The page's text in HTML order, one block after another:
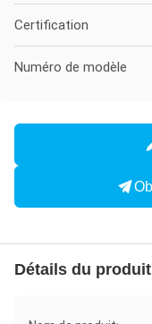
Certification
Numéro de modèle
Détails du produit